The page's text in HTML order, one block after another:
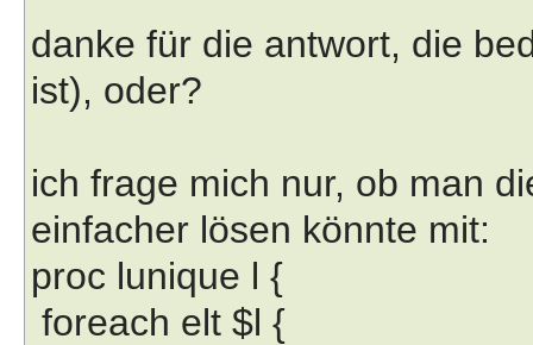
danke für die antwort, die
ist), oder?
ich frage mich nur, ob man
einfacher lösen könnte mit:
proc lunique l {
foreach elt $l {